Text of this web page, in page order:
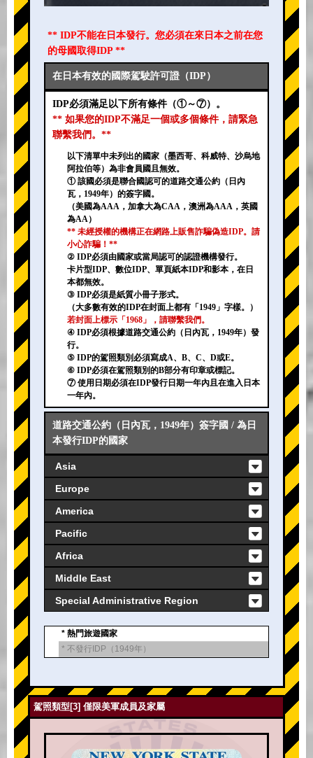
** IDP不能在日本發行。您必須在來日本之前在您
的母國取得IDP **
在日本有效的國際駕駛許可證（IDP）
IDP必須滿足以下所有條件（①～⑦）。
** 如果您的IDP不滿足一個或多個條件，請緊急
聯繫我們。**
以下清單中未列出的國家（墨西哥、科威特、沙烏地
阿拉伯等）為非會員國且無效。
① 該國必須是聯合國認可的道路交通公約（日內
瓦，1949年）的簽字國。
（美國為AAA，加拿大為CAA，澳洲為AAA，英國
為AA）
** 未經授權的機構正在網路上販售詐騙偽造IDP。請
小心詐騙！**
② IDP必須由國家或當局認可的認證機構發行。
卡片型IDP、數位IDP、單頁紙本IDP和影本，在日
本都無效。
③ IDP必須是紙質小冊子形式。
（大多數有效的IDP在封面上都有「1949」字樣。）
若封面上標示「1968」，請聯繫我們。
④ IDP必須根據道路交通公約（日內瓦，1949年）發
行。
⑤ IDP的駕照類別必須寫成A、B、C、D或E。
⑥ IDP必須在駕照類別的B部分有印章或標記。
⑦ 使用日期必須在IDP發行日期一年內且在進入日本
一年內。
道路交通公約（日內瓦，1949年）簽字國 / 為日
本發行IDP的國家
Asia
Europe
America
Pacific
Africa
Middle East
Special Administrative Region
* 熱門旅遊國家
* 不發行IDP（1949年）
駕照類型[3] 僅限美軍成員及家屬